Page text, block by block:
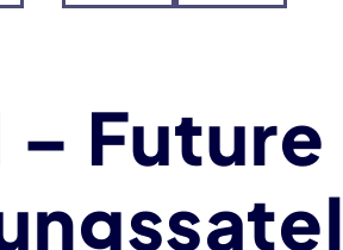
–